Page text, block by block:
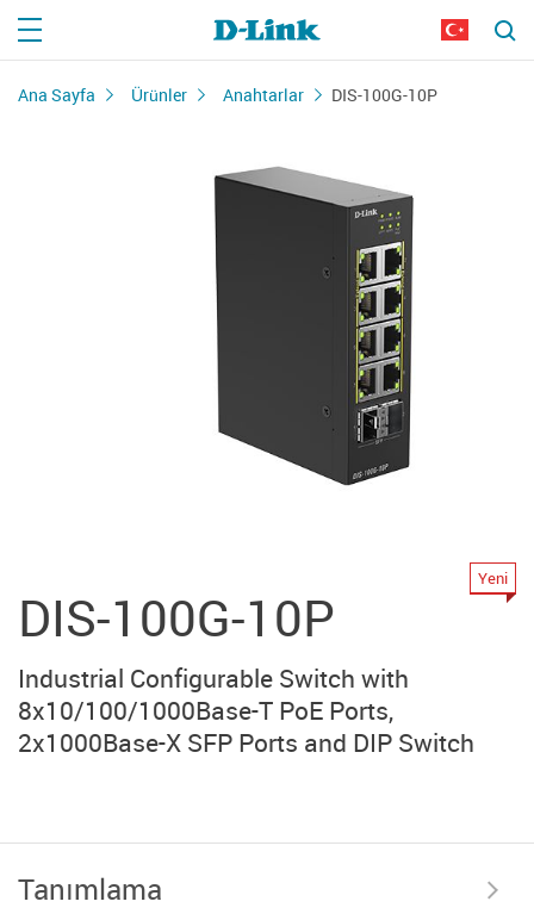
Ana Sayfa Ürünler Anahtarlar DIS-100G-10P
DIS-100G-10P
Yeni
Industrial Configurable Switch with
8x10/100/1000Base-T PoE Ports,
2x1000Base-X SFP Ports and DIP Switch
Tanımlama